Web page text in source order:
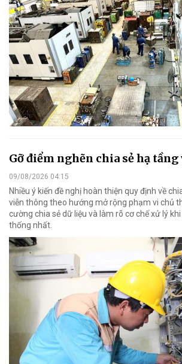
Gỡ điểm nghẽn chia sẻ hạ
09/08/2026 04:15
Nhiều ý kiến đề nghị hoàn thiện quy định về
viễn thông theo hướng mở rộng phạm vi chủ
cường chia sẻ dữ liệu và làm rõ cơ chế xử lý
thống nhất.